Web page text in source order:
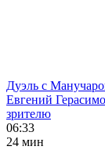
Дуэль с
Евгений
зрителю
06:33
24 мин